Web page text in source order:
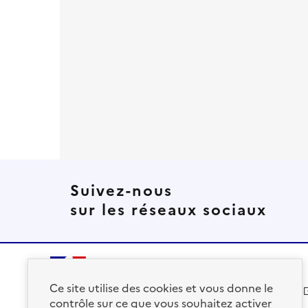
Suivez-nous
sur les réseaux sociaux
solidarites.gouv.fr
Ce site utilise des cookies et vous donne le
contrôle sur ce que vous souhaitez activer